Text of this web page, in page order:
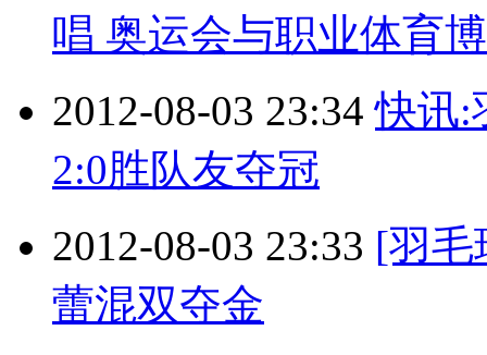
唱 奥运会与职业体育
2012-08-03 23:34 快讯:
2:0胜队友夺冠
2012-08-03 23:33 [羽毛
蕾混双夺金